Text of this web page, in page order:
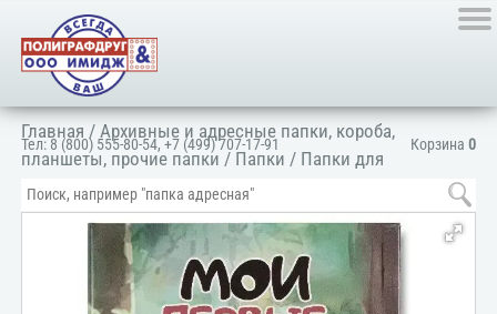
Корзина 0
Тел: 8 (800) 555-80-54,+7 (499) 707-17-91
Главная /Архивные и адресные папки, короба,
планшеты, прочие папки / Папки / Папки для
документов/Для личных документов